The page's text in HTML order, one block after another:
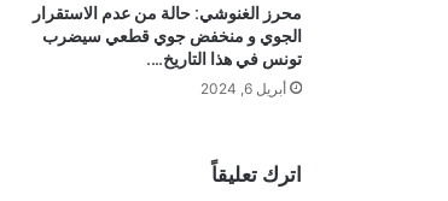
محرز الغنوشي: حالة من عدم الاستقرار
الجوي و منخفض جوي قطعي سيضرب
تونس في هذا التاريخ….
أبريل 6, 2024
اترك تعليقاً